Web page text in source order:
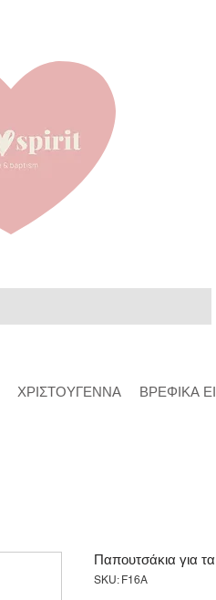
Παπουτσάκια για
SKU: F16A
ΧΡΙΣΤΟΥΓΕΝΝΑ ΒΡΕΦΙΚΑ